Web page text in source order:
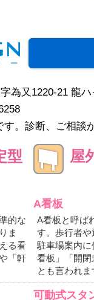
為又1220-21 龍
。診断、ご相
型
的な
ま
る看
「軒
屋
A看板
A看板と呼ば
す。歩行者
駐車場案内
看板」「開
とも言われま
可動式スタ